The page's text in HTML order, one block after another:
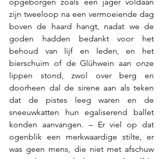
zijn tweeloop na een vermoeiende dag
boven de haard hangt, nadat we de
goden hadden bedankt voor het
behoud van lijf en leden, en het
bierschuim of de Glühwein aan onze
lippen stond, zwol over berg en
doorheen dal de sirene aan als teken
dat de pistes leeg waren en de
sneeuwkatten hun egaliserend ballet
konden aanvangen. – Er viel op dat
ogenblik een merkwaardige stilte, er
was geen mens, die niet met afschuw